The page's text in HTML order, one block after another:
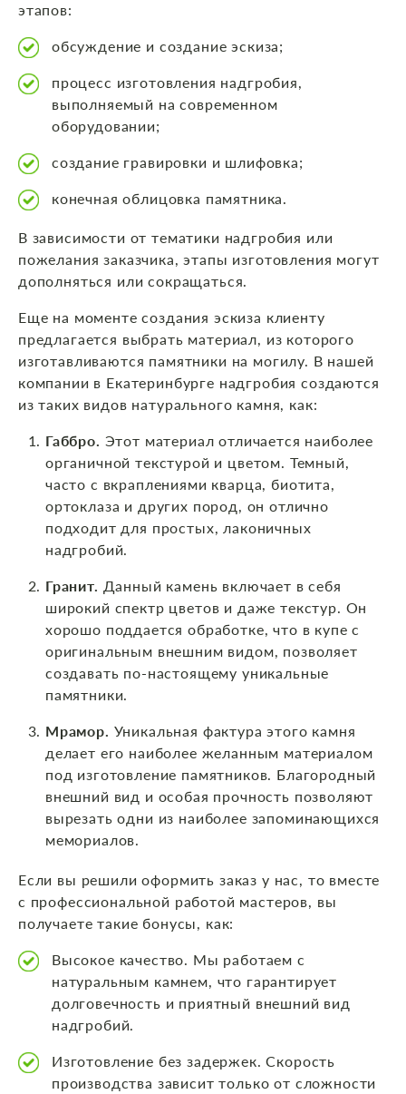
этапов:
обсуждение и создание эскиза;
процесс изготовления надгробия,
выполняемый на современном
оборудовании;
создание гравировки и шлифовка;
конечная облицовка памятника.
В зависимости от тематики надгробия или
пожелания заказчика, этапы изготовления могут
дополняться или сокращаться.
Еще на моменте создания эскиза клиенту
предлагается выбрать материал, из которого
изготавливаются памятники на могилу. В нашей
компании в Екатеринбурге надгробия создаются
из таких видов натурального камня, как:
Габбро. Этот материал отличается наиболее
органичной текстурой и цветом. Темный,
часто с вкраплениями кварца, биотита,
ортоклаза и других пород, он отлично
подходит для простых, лаконичных
надгробий.
Гранит. Данный камень включает в себя
широкий спектр цветов и даже текстур. Он
хорошо поддается обработке, что в купе с
оригинальным внешним видом, позволяет
создавать по-настоящему уникальные
памятники.
Мрамор. Уникальная фактура этого камня
делает его наиболее желанным материалом
под изготовление памятников. Благородный
внешний вид и особая прочность позволяют
вырезать одни из наиболее запоминающихся
мемориалов.
Если вы решили оформить заказ у нас, то вместе
с профессиональной работой мастеров, вы
получаете такие бонусы, как:
Высокое качество. Мы работаем с
натуральным камнем, что гарантирует
долговечность и приятный внешний вид
надгробий.
Изготовление без задержек. Скорость
производства зависит только от сложности